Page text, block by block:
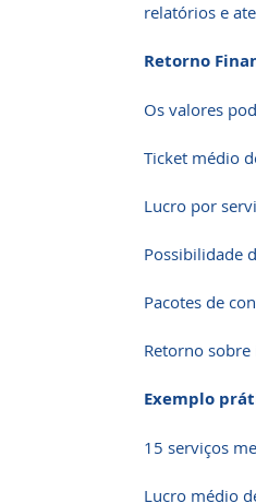
relatórios e
Retorno
Os valores
Ticket médio
Lucro por
Possibilidade
Pacotes de
Retorno
Exemplo
15 serviços
Lucro médio